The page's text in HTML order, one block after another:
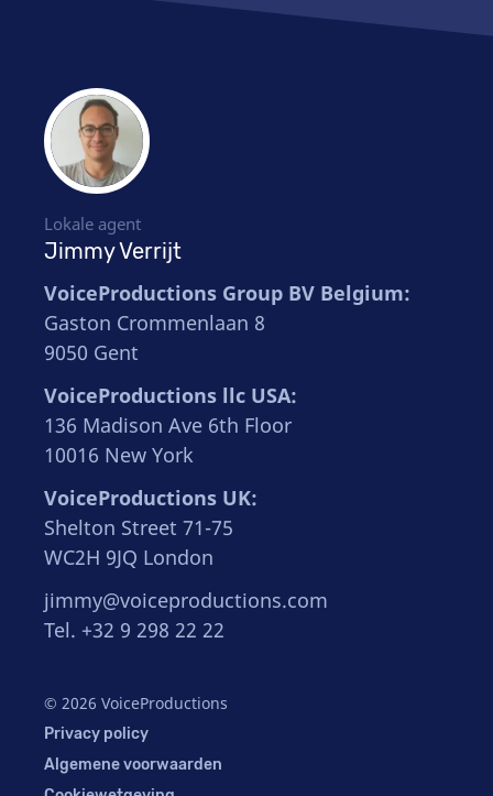
Lokale agent
Jimmy Verrijt
VoiceProductions Group BV Belgium:
Gaston Crommenlaan 8
9050 Gent
VoiceProductions llc USA:
136 Madison Ave 6th Floor
10016 New York
VoiceProductions UK:
Shelton Street 71-75
WC2H 9JQ London
jimmy@voiceproductions.com
Tel. +32 9 298 22 22
© 2026 VoiceProductions
Privacy policy
Algemene voorwaarden